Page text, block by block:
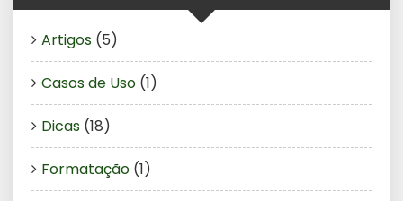
Artigos (5)
Casos de Uso (1)
Dicas (18)
Formatação (1)